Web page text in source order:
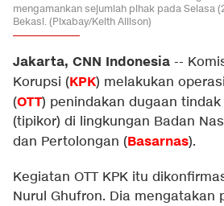
mengamankan sejumlah pihak pada Selasa
Bekasi. (Pixabay/Keith Allison)
Jakarta, CNN Indonesia --
Korupsi (KPK) melakukan
(OTT) penindakan dugaan
(tipikor) di lingkungan Badan
dan Pertolongan (Basarnas).
Kegiatan OTT KPK itu
Nurul Ghufron. Dia mengatakan